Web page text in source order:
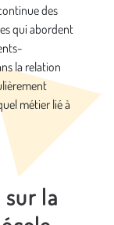
des
qui abordent
la relation
métier lié à
sur la